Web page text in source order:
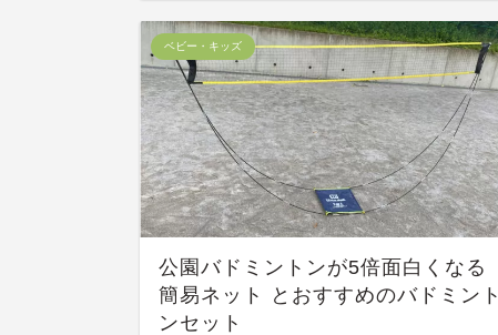
ベビー・キッズ
公園バドミントンが5倍面白くなる
簡易ネット とおすすめのバドミント
ンセット